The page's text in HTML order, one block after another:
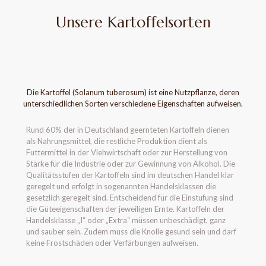
Unsere Kartoffelsorten
Die Kartoffel (Solanum tuberosum) ist eine Nutzpflanze, deren
unterschiedlichen Sorten verschiedene Eigenschaften aufweisen.
Rund 60% der in Deutschland geernteten Kartoffeln dienen
als Nahrungsmittel, die restliche Produktion dient als
Futtermittel in der Viehwirtschaft oder zur Herstellung von
Stärke für die Industrie oder zur Gewinnung von Alkohol. Die
Qualitätsstufen der Kartoffeln sind im deutschen Handel klar
geregelt und erfolgt in sogenannten Handelsklassen die
gesetzlich geregelt sind. Entscheidend für die Einstufung sind
die Güteeigenschaften der jeweiligen Ernte. Kartoffeln der
Handelsklasse „I“ oder „Extra“ müssen unbeschädigt, ganz
und sauber sein. Zudem muss die Knolle gesund sein und darf
keine Frostschäden oder Verfärbungen aufweisen.